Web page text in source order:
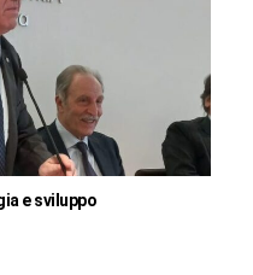
e sviluppo